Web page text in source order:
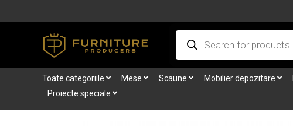
to
Products
search
Toate categoriile Mese Scaune Mobilier depozitare
Proiecte speciale